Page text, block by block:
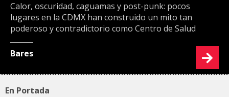
Calor, oscuridad, caguamas y post-punk: pocos
lugares en la CDMX han construido un mito tan
poderoso y contradictorio como Centro de Salud
Bares
En Portada